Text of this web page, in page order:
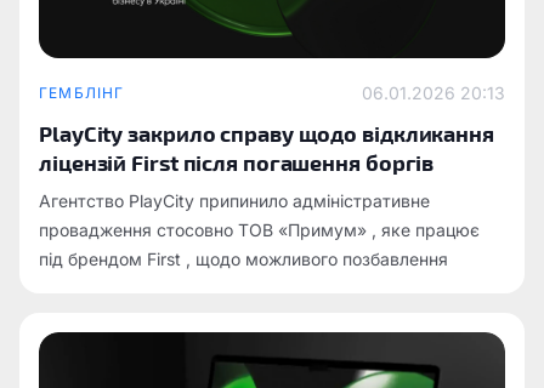
ГЕМБЛІНГ 06.01.2026 20:13
PlayCity закрило справу щодо відкликання
ліцензій First після погашення боргів
Агентство PlayCity припинило адміністративне
провадження стосовно ТОВ «Примум» , яке працює
під брендом First , щодо можливого позбавлення